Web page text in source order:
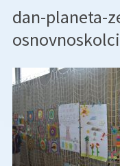
dan-planeta-